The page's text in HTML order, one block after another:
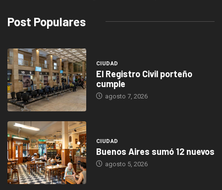
Post Populares
CIUDAD
El Registro Civil porteño
cumple
agosto 7, 2026
CIUDAD
Buenos Aires sumó 12 nuevos
agosto 5, 2026